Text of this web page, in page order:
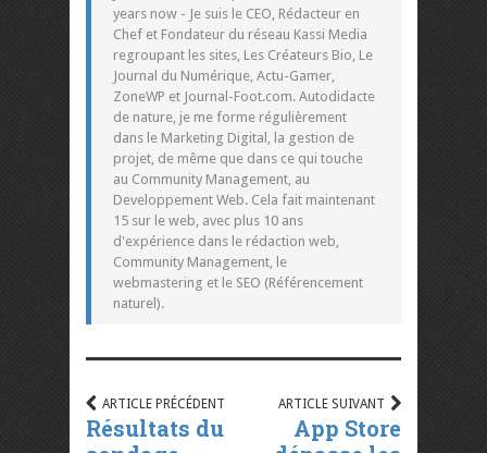
years now - Je suis le CEO, Rédacteur en
Chef et Fondateur du réseau Kassi Media
regroupant les sites, Les Créateurs Bio, Le
Journal du Numérique, Actu-Gamer,
ZoneWP et Journal-Foot.com. Autodidacte
de nature, je me forme régulièrement
dans le Marketing Digital, la gestion de
projet, de même que dans ce qui touche
au Community Management, au
Developpement Web. Cela fait maintenant
15 sur le web, avec plus 10 ans
d'expérience dans le rédaction web,
Community Management, le
webmastering et le SEO (Référencement
naturel).
ARTICLE PRÉCÉDENT
Résultats du
ARTICLE SUIVANT
App Store